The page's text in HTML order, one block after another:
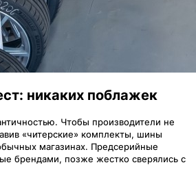
никаких поблажек
Чтобы производители не
«читерские» комплекты, шины
магазинах. Предсерийные
брендами, позже жестко сверялись с